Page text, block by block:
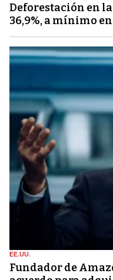
Deforestación en
36,9%, a mínimo
EE.UU.
Fundador de